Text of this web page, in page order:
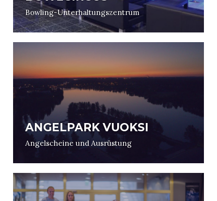
Bowling-Unterhaltungszentrum
ANGELPARK VUOKSI
Angelscheine und Ausrüstung